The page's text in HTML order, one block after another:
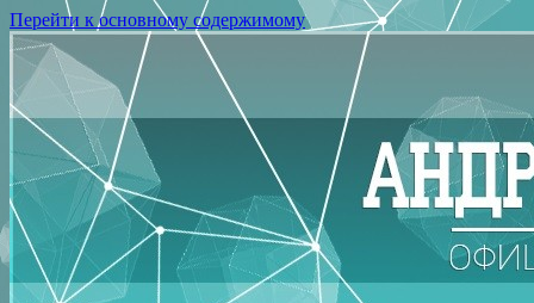
Перейти к основному содержимому